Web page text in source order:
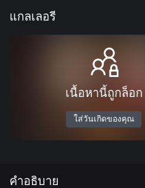
แกลเลอรี
เนื้อหานี้ถูกล็อก
ใส่วันเกิดของคุณ
คำอธิบาย